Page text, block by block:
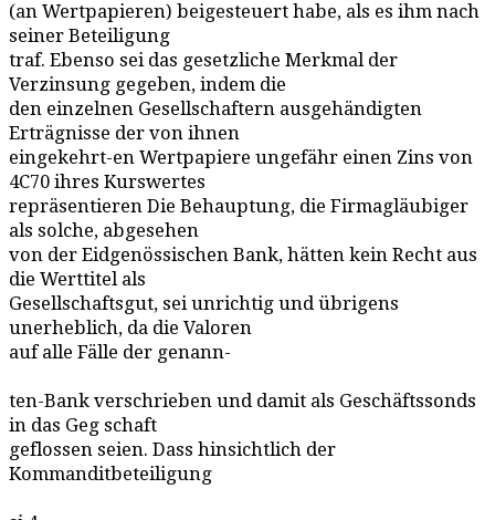
(an Wertpapieren) beigesteuert habe, als es ihm nach
seiner Beteiligung
traf. Ebenso sei das gesetzliche Merkmal der
Verzinsung gegeben, indem die
den einzelnen Gesellschaftern ausgehändigten
Erträgnisse der von ihnen
eingekehrt-en Wertpapiere ungefähr einen Zins von
4C70 ihres Kurswertes
repräsentieren Die Behauptung, die Firmagläubiger
als solche, abgesehen
von der Eidgenössischen Bank, hätten kein Recht aus
die Werttitel als
Gesellschaftsgut, sei unrichtig und übrigens
unerheblich, da die Valoren
auf alle Fälle der genann-
ten-Bank verschrieben und damit als Geschäftssonds
in das Geg schaft
geflossen seien. Dass hinsichtlich der
Kommanditbeteiligung